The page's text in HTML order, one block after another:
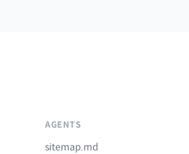
AGENTS
sitemap.md